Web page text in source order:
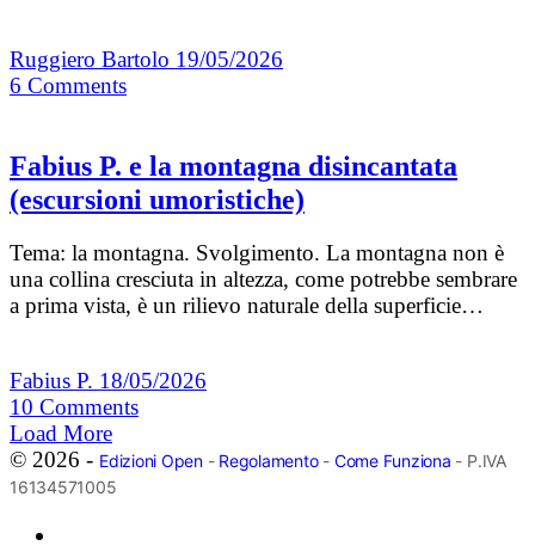
Ruggiero Bartolo 19/05/2026
6 Comments
Fabius P. e la montagna disincantata
(escursioni umoristiche)
Tema: la montagna. Svolgimento. La montagna non è
una collina cresciuta in altezza, come potrebbe sembrare
a prima vista, è un rilievo naturale della superficie…
Fabius P. 18/05/2026
10 Comments
Load More
© 2026 - Edizioni Open- Regolamento- Come Funziona - P.IVA
16134571005